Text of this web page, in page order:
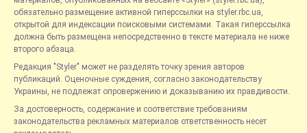
обязательно размещение активной гиперссылки на styler.rbc.ua,
открытой для индексации поисковыми системами. Такая гиперссылка
должна быть размещена непосредственно в тексте материала не ниже
второго абзаца.
Редакция "Styler" может не разделять точку зрения авторов
публикаций. Оценочные суждения, согласно законодательству
Украины, не подлежат опровержению и доказыванию их правдивости.
За достоверность, содержание и соответствие требованиям
законодательства рекламных материалов ответственность несет